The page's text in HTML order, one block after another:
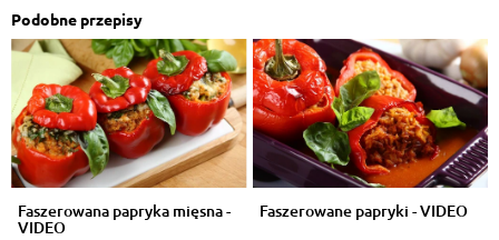
Podobne przepisy
Faszerowana papryka mięsna -
VIDEO
Faszerowane papryki - VIDEO